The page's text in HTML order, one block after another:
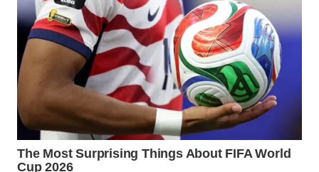
SUKABUMI
WN
PURWAKARTA
WN
PRIANGAN
TIMUR
WN